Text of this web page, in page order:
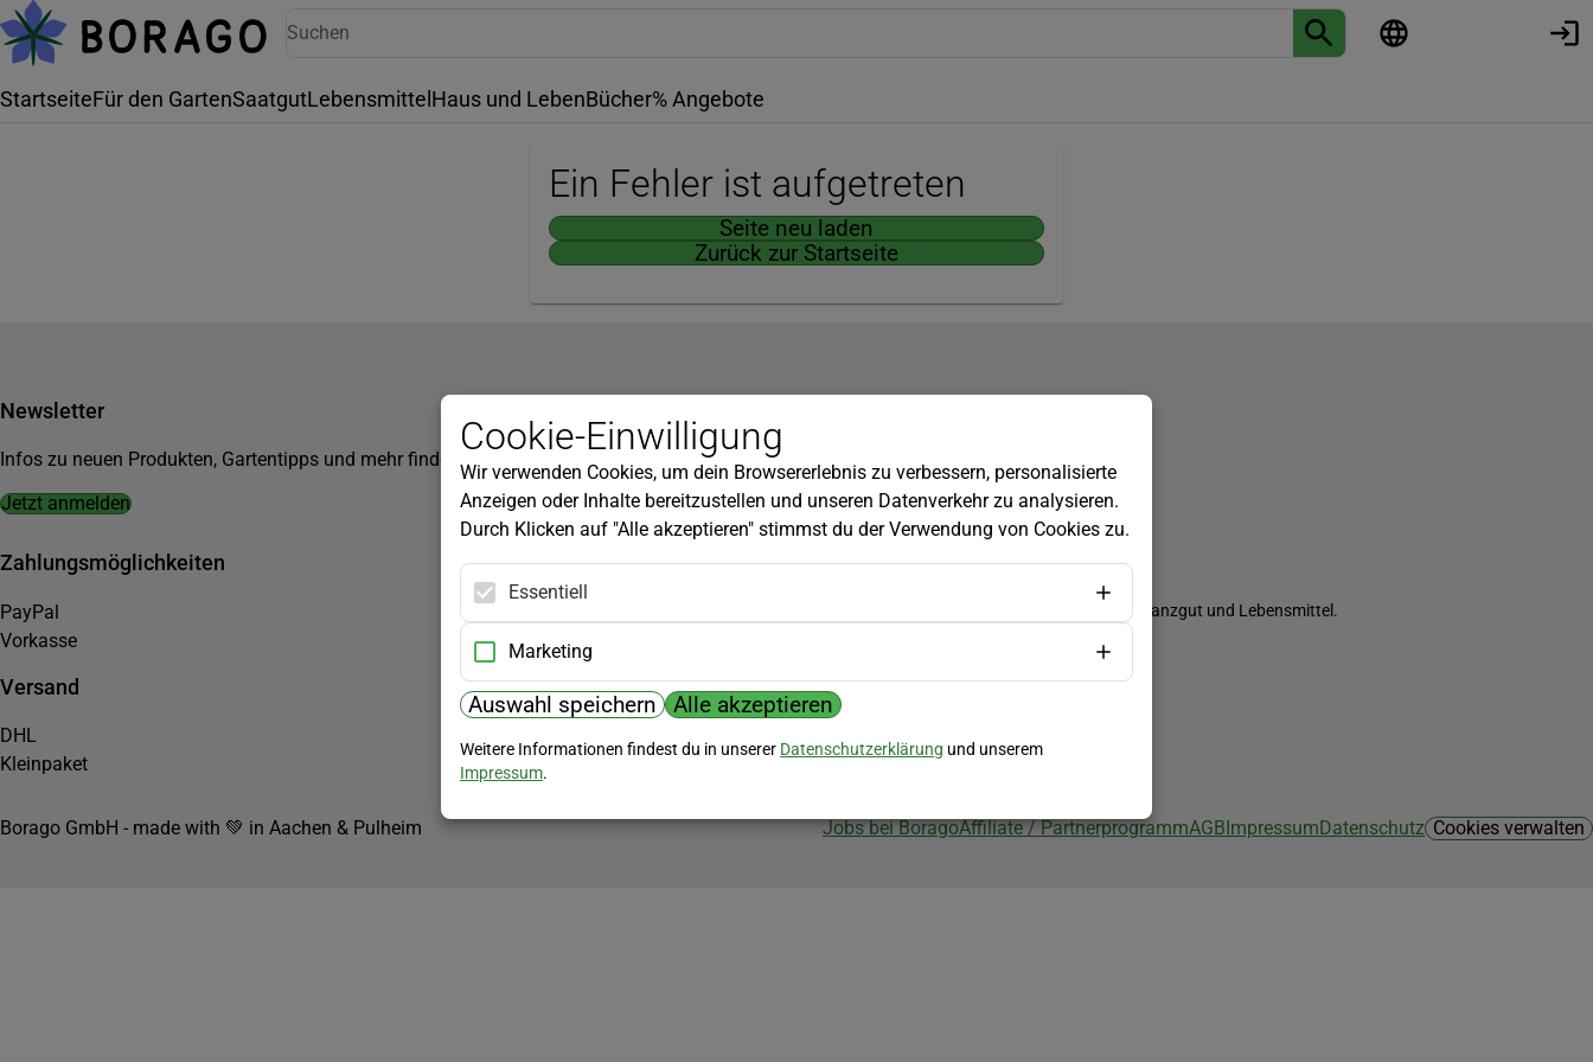
StartseiteFür den GartenSaatgutLebensmittel Haus und LebenBücher% Angebote
Ein Fehler ist aufgetreten
Seite neu laden
Zurück zur Startseite
Newsletter
Infos zu neuen Produkten, Gartentipps und mehr findest du in unserem Newsletter!
Jetzt anmelden
Kundenservice
Widerrufsbelehrung
Versandkosten
Zahlungsmöglichkeiten
PayPal
Vorkasse
Versand
DHL
Kleinpaket
Biozertifizierung
Borago ist biozertifiziert im Bereich Saatgut, Pflanzgut und Lebensmittel.
Borago GmbH - made with 💚 in Aachen & Pulheim Jobs bei BoragoAffiliate / PartnerprogrammAGBImpressumDatenschutz Cookies verwalten
Cookie-Einwilligung
Wir verwenden Cookies, um dein Browsererlebnis zu verbessern, personalisierte
Anzeigen oder Inhalte bereitzustellen und unseren Datenverkehr zu analysieren.
Durch Klicken auf "Alle akzeptieren" stimmst du der Verwendung von Cookies zu.
Essentiell
Marketing
Auswahl speichern Alle akzeptieren
Weitere Informationen findest du in unserer Datenschutzerklärung und unserem
Impressum.